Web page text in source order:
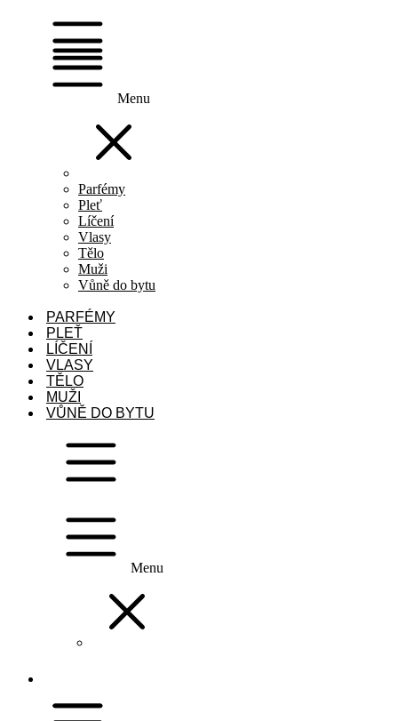
Menu
Parfémy
Pleť
Líčení
Vlasy
Tělo
Muži
Vůně do bytu
PARFÉMY
PLEŤ
LÍČENÍ
VLASY
TĚLO
MUŽI
VŮNĚ DO BYTU
Menu